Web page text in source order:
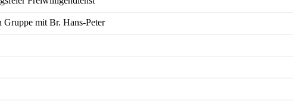
Gruppe mit Br. Hans-Peter